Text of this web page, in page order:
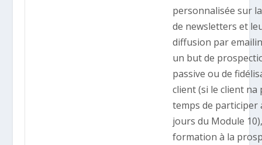
personnalisée sur
de newsletters et
diffusion par
un but de
passive ou de
client (si le client na
temps de participer
jours du Module
formation à la